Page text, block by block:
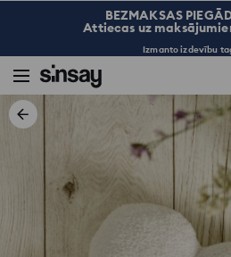
BEZMAKSAS
Attiecas uz
Izmanto izdevību